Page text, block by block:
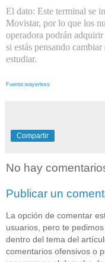
El dato: Este terminal se
Movistar, por lo que los
operadora podrán
si estás pensando
estudiar.
Fuente:wayerless
Compartir
No hay
Publicar un
La opción de comentar
usuarios, pero te
dentro del tema del
comentarios ofensivos o